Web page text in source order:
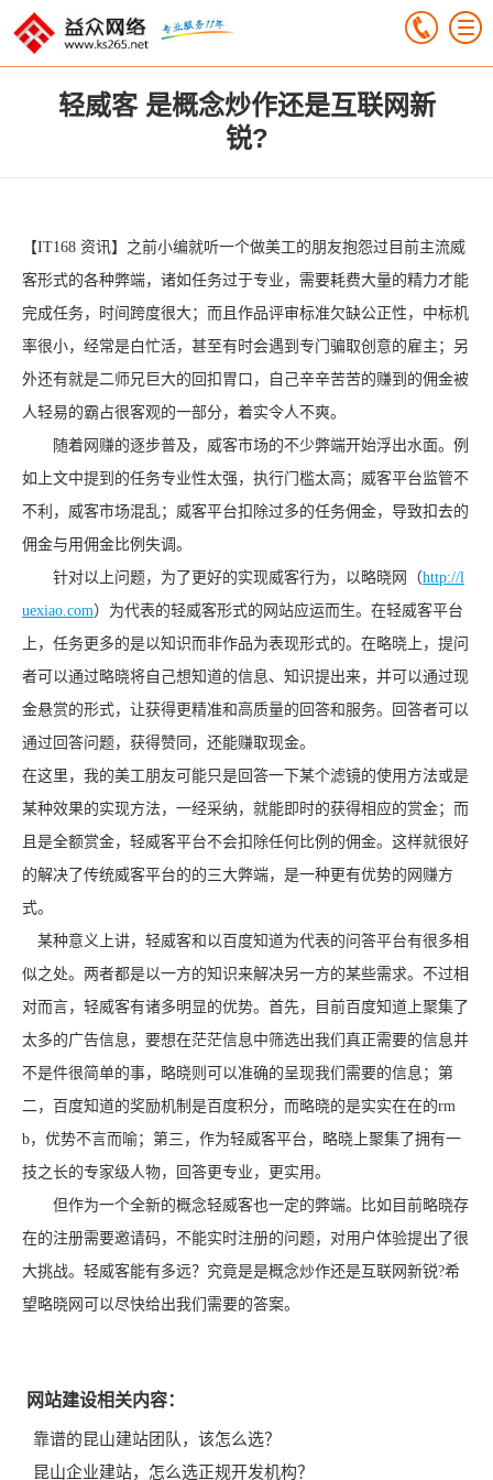
轻威客 是概念炒作还是互联网新
锐?
【IT168 资讯】之前小编就听一个做美工的朋友抱怨过目前主流威
客形式的各种弊端，诸如任务过于专业，需要耗费大量的精力才能
完成任务，时间跨度很大；而且作品评审标准欠缺公正性，中标机
率很小，经常是白忙活，甚至有时会遇到专门骗取创意的雇主；另
外还有就是二师兄巨大的回扣胃口，自己辛辛苦苦的赚到的佣金被
人轻易的霸占很客观的一部分，着实令人不爽。
随着网赚的逐步普及，威客市场的不少弊端开始浮出水面。例
如上文中提到的任务专业性太强，执行门槛太高；威客平台监管不
不利，威客市场混乱；威客平台扣除过多的任务佣金，导致扣去的
佣金与用佣金比例失调。
针对以上问题，为了更好的实现威客行为，以略晓网（http://l
uexiao.com）为代表的轻威客形式的网站应运而生。在轻威客平台
上，任务更多的是以知识而非作品为表现形式的。在略晓上，提问
者可以通过略晓将自己想知道的信息、知识提出来，并可以通过现
金悬赏的形式，让获得更精准和高质量的回答和服务。回答者可以
通过回答问题，获得赞同，还能赚取现金。
在这里，我的美工朋友可能只是回答一下某个滤镜的使用方法或是
某种效果的实现方法，一经采纳，就能即时的获得相应的赏金；而
且是全额赏金，轻威客平台不会扣除任何比例的佣金。这样就很好
的解决了传统威客平台的的三大弊端，是一种更有优势的网赚方
式。
某种意义上讲，轻威客和以百度知道为代表的问答平台有很多相
似之处。两者都是以一方的知识来解决另一方的某些需求。不过相
对而言，轻威客有诸多明显的优势。首先，目前百度知道上聚集了
太多的广告信息，要想在茫茫信息中筛选出我们真正需要的信息并
不是件很简单的事，略晓则可以准确的呈现我们需要的信息；第
二，百度知道的奖励机制是百度积分，而略晓的是实实在在的rm
b，优势不言而喻；第三，作为轻威客平台，略晓上聚集了拥有一
技之长的专家级人物，回答更专业，更实用。
但作为一个全新的概念轻威客也一定的弊端。比如目前略晓存
在的注册需要邀请码，不能实时注册的问题，对用户体验提出了很
大挑战。轻威客能有多远？究竟是是概念炒作还是互联网新锐?希
望略晓网可以尽快给出我们需要的答案。
网站建设相关内容：
靠谱的昆山建站团队，该怎么选？
昆山企业建站，怎么选正规开发机构？